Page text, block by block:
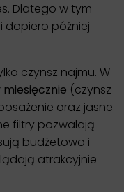
Dlatego w tym
dopiero później
czynsz najmu. W
(czynsz
oraz jasne
filtry pozwalają
budżetowo i
atrakcyjnie